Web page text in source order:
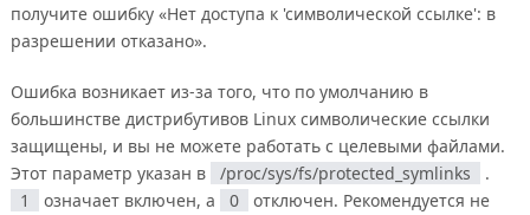
получите ошибку «Нет доступа к 'символической ссылке': в
разрешении отказано».
Ошибка возникает из-за того, что по умолчанию в
большинстве дистрибутивов Linux символические ссылки
защищены, и вы не можете работать с целевыми файлами.
Этот параметр указан в
/proc/sys/fs/protected_symlinks
.
1
означает включен, а 0
отключен. Рекомендуется не